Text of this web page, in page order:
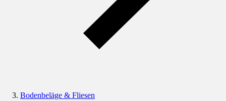
Bodenbeläge & Fliesen